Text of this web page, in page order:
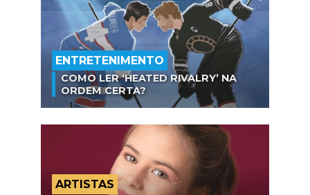
ENTRETENIMENTO
COMO LER ‘HEATED RIVALRY’ NA
ORDEM CERTA?
ARTISTAS